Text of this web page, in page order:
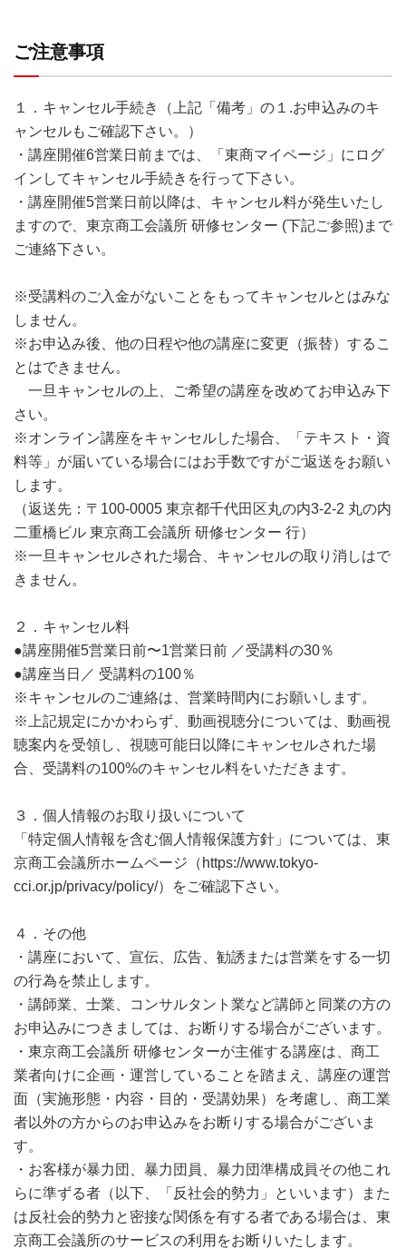
ご注意事項
１．キャンセル手続き（上記「備考」の１.お申込みのキ
ャンセルもご確認下さい。）
・講座開催6営業日前までは、「東商マイページ」にログ
インしてキャンセル手続きを行って下さい。
・講座開催5営業日前以降は、キャンセル料が発生いたし
ますので、東京商工会議所 研修センター (下記ご参照)まで
ご連絡下さい。
※受講料のご入金がないことをもってキャンセルとはみな
しません。
※お申込み後、他の日程や他の講座に変更（振替）するこ
とはできません。
一旦キャンセルの上、ご希望の講座を改めてお申込み下
さい。
※オンライン講座をキャンセルした場合、「テキスト・資
料等」が届いている場合にはお手数ですがご返送をお願い
します。
（返送先：〒100-0005 東京都千代田区丸の内3-2-2 丸の内
二重橋ビル 東京商工会議所 研修センター 行）
※一旦キャンセルされた場合、キャンセルの取り消しはで
きません。
２．キャンセル料
●講座開催5営業日前〜1営業日前 ／受講料の30％
●講座当日／ 受講料の100％
※キャンセルのご連絡は、営業時間内にお願いします。
※上記規定にかかわらず、動画視聴分については、動画視
聴案内を受領し、視聴可能日以降にキャンセルされた場
合、受講料の100%のキャンセル料をいただきます。
３．個人情報のお取り扱いについて
「特定個人情報を含む個人情報保護方針」については、東
京商工会議所ホームページ（https://www.tokyo-
cci.or.jp/privacy/policy/）をご確認下さい。
４．その他
・講座において、宣伝、広告、勧誘または営業をする一切
の行為を禁止します。
・講師業、士業、コンサルタント業など講師と同業の方の
お申込みにつきましては、お断りする場合がございます。
・東京商工会議所 研修センターが主催する講座は、商工
業者向けに企画・運営していることを踏まえ、講座の運営
面（実施形態・内容・目的・受講効果）を考慮し、商工業
者以外の方からのお申込みをお断りする場合がございま
す。
・お客様が暴力団、暴力団員、暴力団準構成員その他これ
らに準ずる者（以下、「反社会的勢力」といいます）また
は反社会的勢力と密接な関係を有する者である場合は、東
京商工会議所のサービスの利用をお断りいたします。